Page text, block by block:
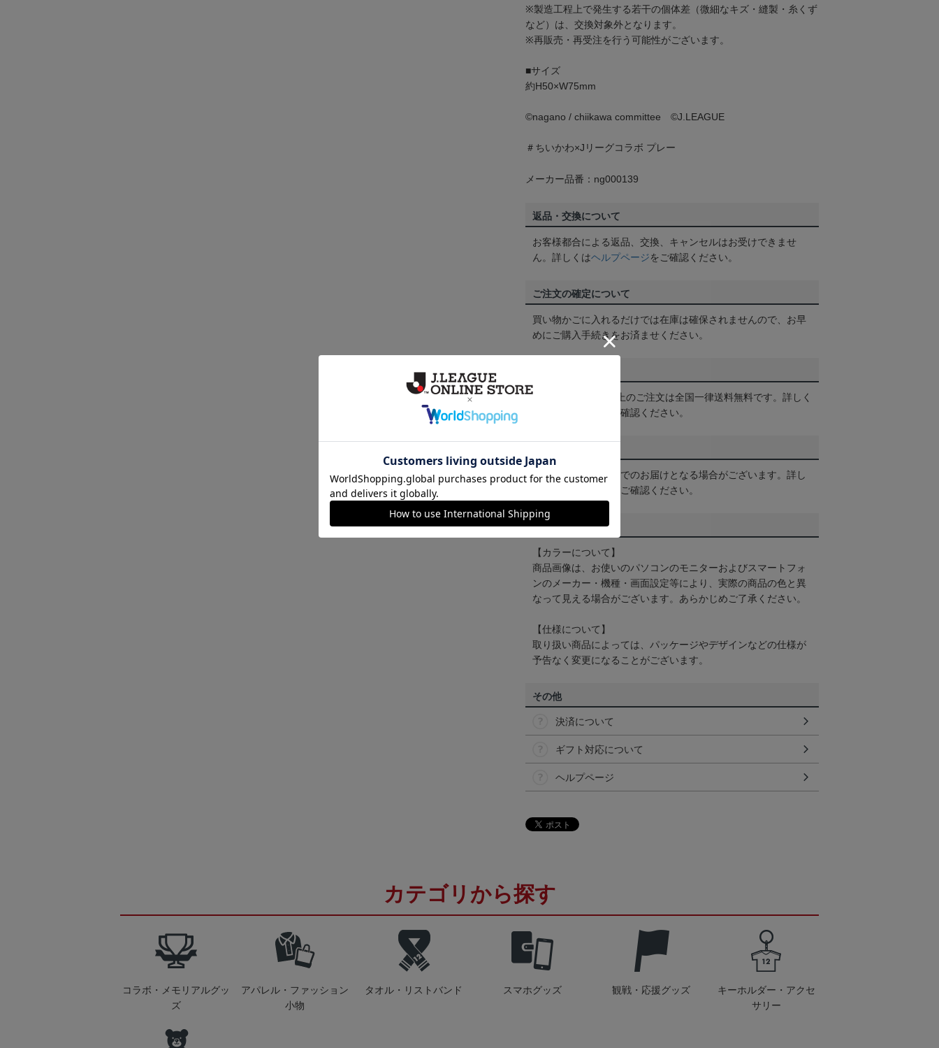
※製造工程上で発生する若干の個体差（微細なキズ・縫製・糸くず
など）は、交換対象外となります。
※再販売・再受注を行う可能性がございます。
■サイズ
約H50×W75mm
©️nagano / chiikawa committee ©J.LEAGUE
＃ちいかわ×Jリーグコラボ プレー
メーカー品番：ng000139
返品・交換について
お客様都合による返品、交換、キャンセルはお受けできませ
ん。詳しくはヘルプページをご確認ください。
ご注文の確定について
買い物かごに入れるだけでは在庫は確保されませんので、お早
めにご購入手続きをお済ませください。
3,980円（税込）以上のご注文は全国一律送料無料です。詳しく
をご確認ください。
一部商品はメール便でのお届けとなる場合がございます。詳し
をご確認ください。
商品について
【カラーについて】
商品画像は、お使いのパソコンのモニターおよびスマートフォ
ンのメーカー・機種・画面設定等により、実際の商品の色と異
なって見える場合がございます。あらかじめご了承ください。
【仕様について】
取り扱い商品によっては、パッケージやデザインなどの仕様が
予告なく変更になることがございます。
その他
決済について
ギフト対応について
ヘルプページ
カテゴリから探す
コラボ・メモリアルグッ
ズ
アパレル・ファッション
小物
タオル・リストバンド スマホグッズ 観戦・応援グッズ
キーホルダー・アクセ
サリー